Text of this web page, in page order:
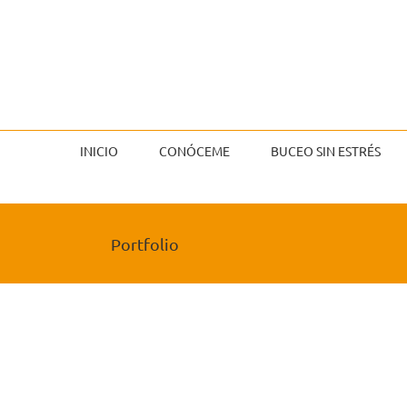
INICIO CONÓCEME BUCEO SIN ESTRÉS
Portfolio